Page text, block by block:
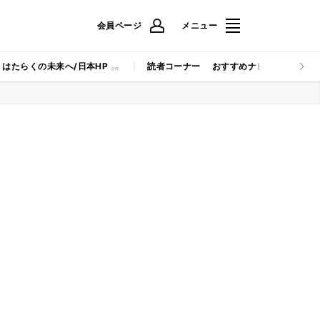
会員ページ メニュー
はたらくの未来へ/日本HP 読者コーナー おすすめナビ マイナビ